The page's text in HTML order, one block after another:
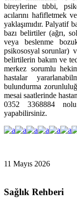
bireylerine tıbbi,
acılarını hafifletmek
yaklaşımıdır. Palyatif
bazı belirtiler (ağrı,
veya beslenme
psikososyal sorunlar)
belirtilerin bakım ve
merkez sorumlu
hastalar
bulundurma
mesai saatlerinde
0352 3368884
yapabilirsiniz.
11 Mayıs 2026
Sağlık Rehberi